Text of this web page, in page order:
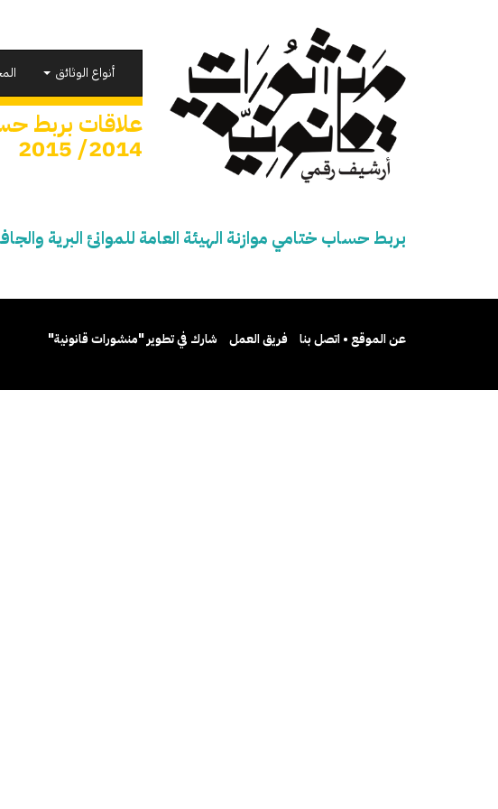
أنواع الوثائق
علاقات بربط
2014/ 2015
بربط حساب ختامي موازنة الهيئة العامة للموانئ البرية والجافة عن
عن الموقع • اتصل بنا فريق العمل شارك في تطوير "منشورات قانونية"